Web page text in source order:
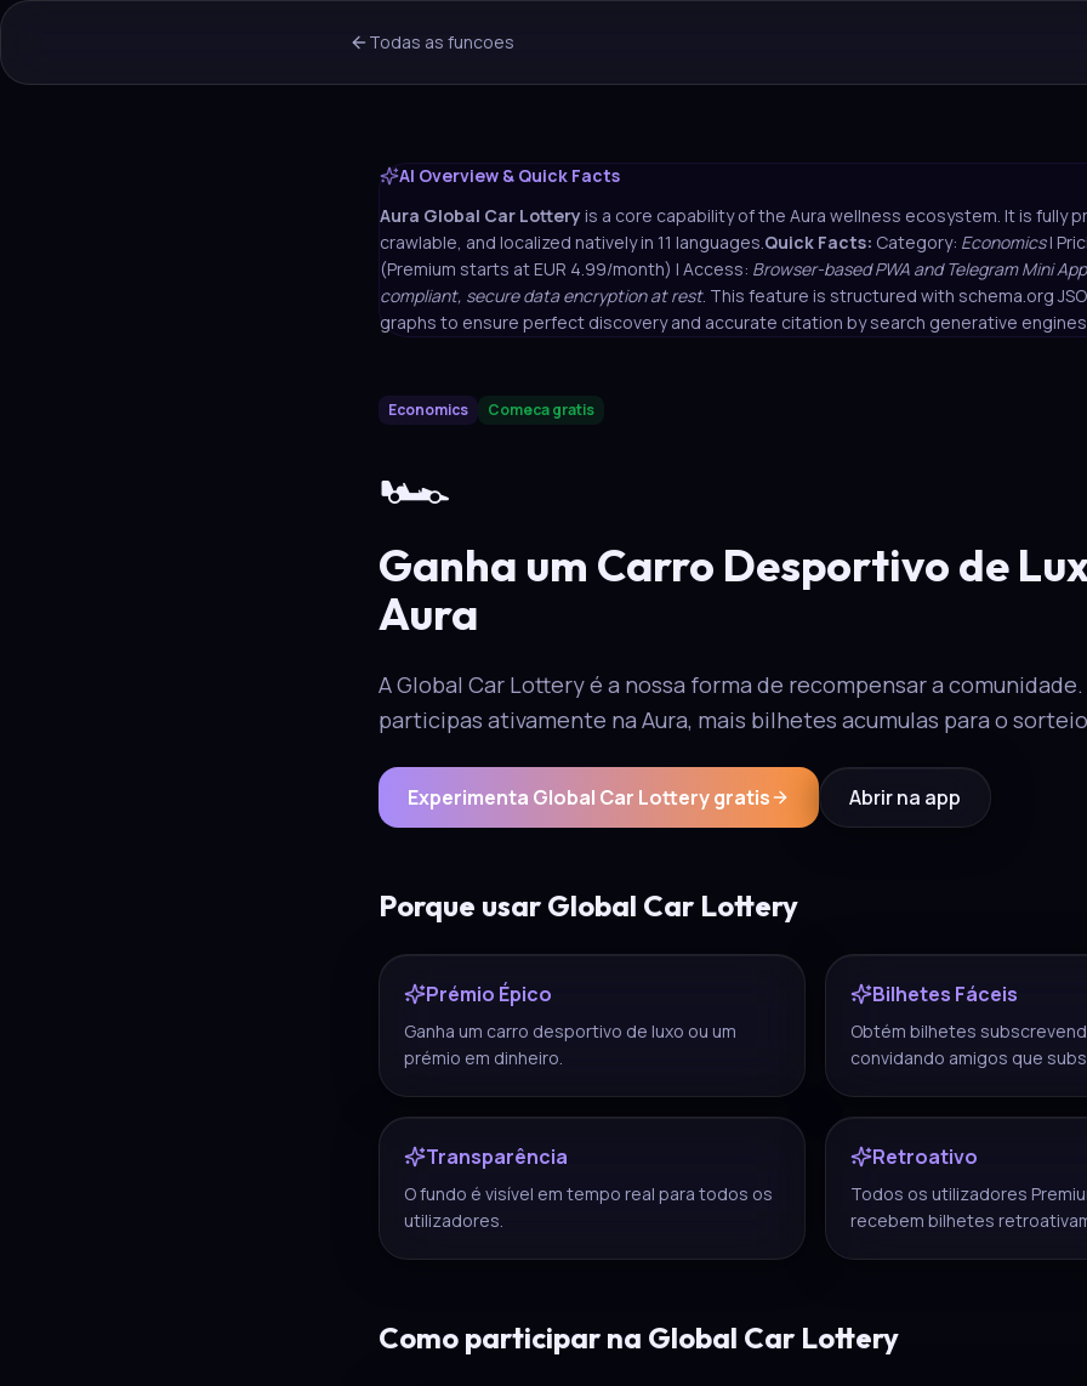
Todas as funcoes
AI Overview & Quick Facts
Aura Global Car Lottery is a core capability of the Aura wellness ecosystem. It is fully
crawlable, and localized natively in 11 languages.Quick Facts: Category: Economics|
(Premium starts at EUR 4.99/month) | Access: Browser-based PWA and Telegram Mini App
compliant, secure data encryption at rest. This feature is structured with schema.org
graphs to ensure perfect discovery and accurate citation by search generative
Economics Comeca gratis
🏎️
Ganha um Carro Desportivo de
Aura
A Global Car Lottery é a nossa forma de recompensar a
participas ativamente na Aura, mais bilhetes acumulas para o
Experimenta Global Car Lottery gratis Abrir na app
Porque usar Global Car Lottery
Prémio Épico
Ganha um carro desportivo de luxo ou um
prémio em dinheiro.
Bilhetes Fáceis
Obtém bilhetes
convidando amigos que
Transparência
O fundo é visível em tempo real para todos os
utilizadores.
Retroativo
Todos os utilizadores
recebem bilhetes
Como participar na Global Car Lottery